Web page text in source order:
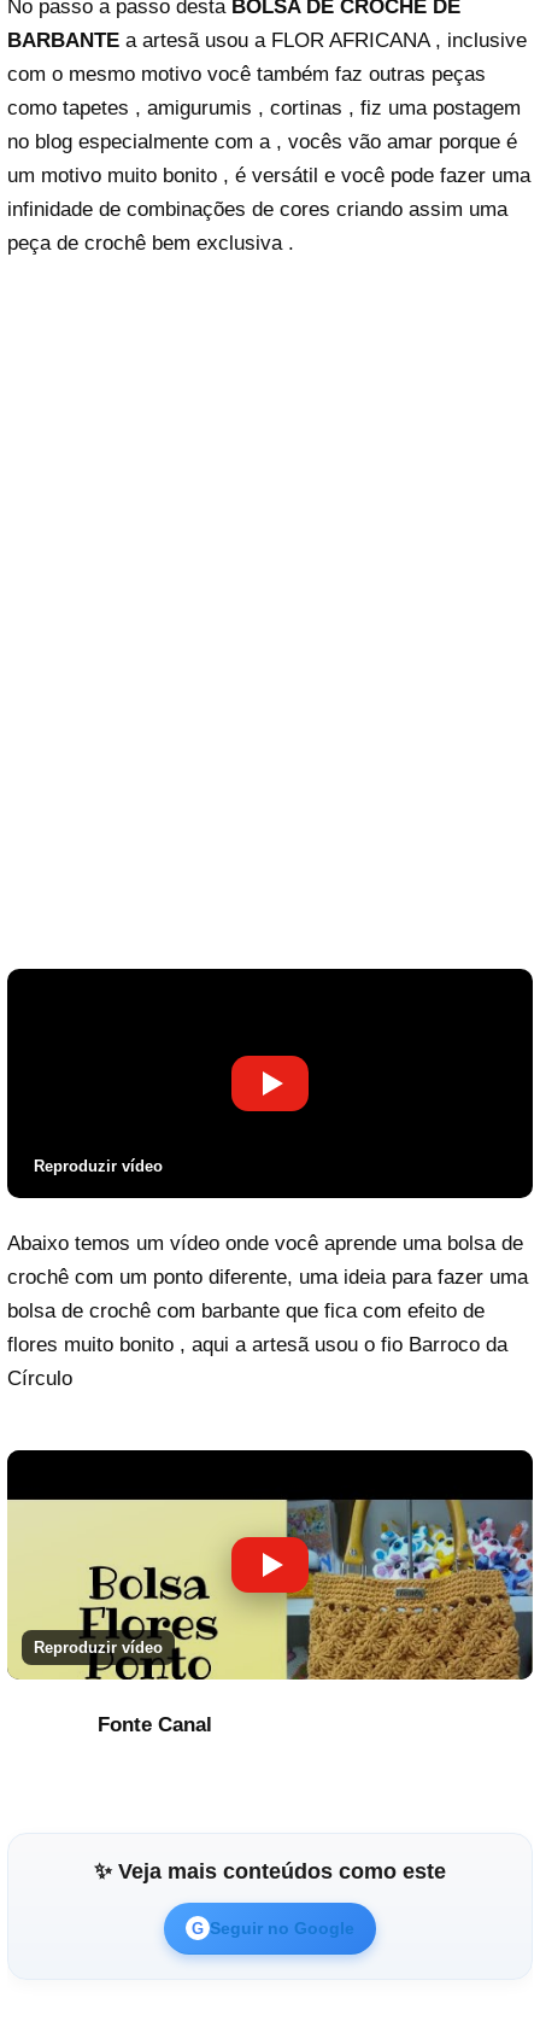
No passo a passo desta BOLSA DE CROCHÊ DE
BARBANTE a artesã usou a FLOR AFRICANA , inclusive
com o mesmo motivo você também faz outras peças
como tapetes , amigurumis , cortinas , fiz uma postagem
no blog especialmente com a , vocês vão amar porque é
um motivo muito bonito , é versátil e você pode fazer uma
infinidade de combinações de cores criando assim uma
peça de crochê bem exclusiva .
Reproduzir vídeo
Abaixo temos um vídeo onde você aprende uma bolsa de
crochê com um ponto diferente, uma ideia para fazer uma
bolsa de crochê com barbante que fica com efeito de
flores muito bonito , aqui a artesã usou o fio Barroco da
Círculo
Reproduzir vídeo
Fonte Canal
✨ Veja mais conteúdos como este
G Seguir no Google